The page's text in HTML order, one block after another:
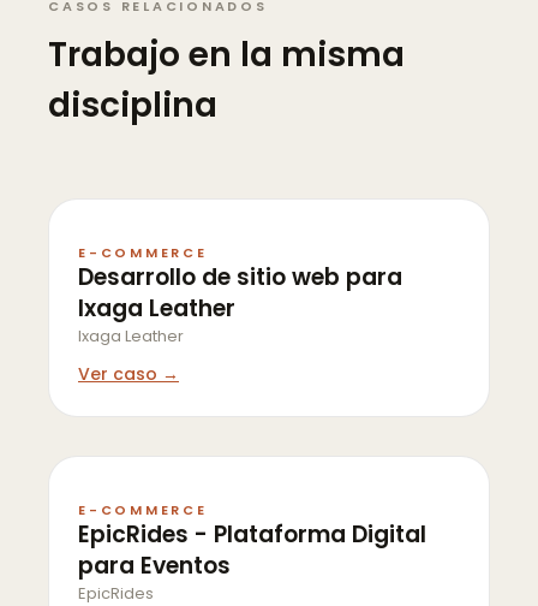
CASOS RELACIONADOS
Trabajo en la misma
disciplina
E-COMMERCE
Desarrollo de sitio web para
Ixaga Leather
Ixaga Leather
Ver caso →
E-COMMERCE
EpicRides - Plataforma Digital
para Eventos
EpicRides